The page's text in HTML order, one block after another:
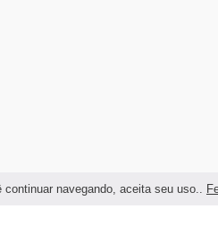
navegando, aceita seu uso..